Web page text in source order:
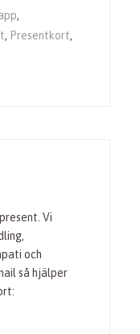
,
, Presentkort,
Vi
och
så hjälper